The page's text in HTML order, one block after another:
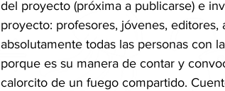
del proyecto (próxima a publicarse) e
proyecto: profesores, jóvenes,
absolutamente todas las personas con
porque es su manera de contar y
calorcito de un fuego compartido.